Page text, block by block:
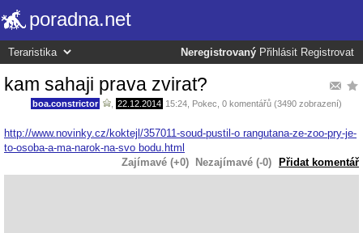
poradna.net
Neregistrovaný Přihlásit Registrovat
kam sahaji prava zvirat?
boa.constrictor 22.12.2014 15:24 Pokec , 0 komentářů (3490 zobrazení)
http://www.novinky.cz/koktejl/357011-soud-pustil-o rangutana-ze-zoo-pry-je-
to-osoba-a-ma-narok-na-svo bodu.html
Zajímavé (+0)
Nezajímavé (-0) Přidat komentář